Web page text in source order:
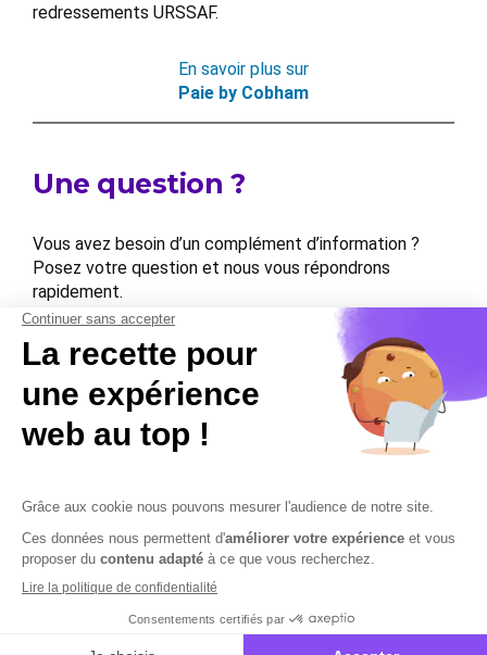
redressements URSSAF.
En savoir plus sur
Paie by Cobham
Une question ?
Vous avez besoin d’un complément d’information ?
Posez votre question et nous vous répondrons
rapidement.
Contactez-nous
Contactez-nous Mentions légales
Plan du site
Sécurisation des données
Conditions Générales de Vente et d’Utilisation
Copyright © 2026 Cobham Solutions | Logiciel de conformité et